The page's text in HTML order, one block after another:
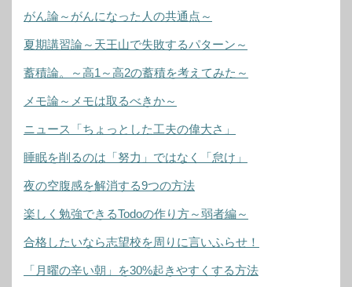
がん論～がんになった人の共通点～
夏期講習論～天王山で失敗するパターン～
蓄積論。～高1～高2の蓄積を考えてみた～
メモ論～メモは取るべきか～
ニュース「ちょっとした工夫の偉大さ」
睡眠を削るのは「努力」ではなく「怠け」
夜の空腹感を解消する9つの方法
楽しく勉強できるTodoの作り方～弱者編～
合格したいなら志望校を周りに言いふらせ！
「月曜の辛い朝」を30%起きやすくする方法